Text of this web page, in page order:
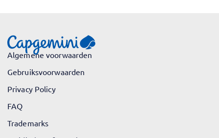
Algemene voorwaarden
Gebruiksvoorwaarden
Privacy Policy
FAQ
Trademarks